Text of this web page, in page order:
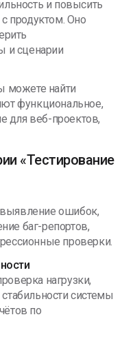
и повысить
продуктом. Оно
и сценарии
можете найти
функциональное,
для веб-проектов,
«Тестирование
ошибок,
баг-репортов,
проверки.
нагрузки,
системы
по